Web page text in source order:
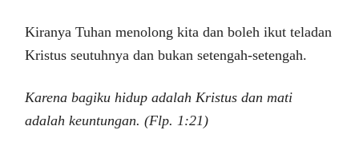
Kiranya Tuhan menolong kita dan boleh ikut teladan
Kristus seutuhnya dan bukan setengah-setengah.
Karena bagiku hidup adalah Kristus dan mati
adalah keuntungan. (Flp. 1:21)